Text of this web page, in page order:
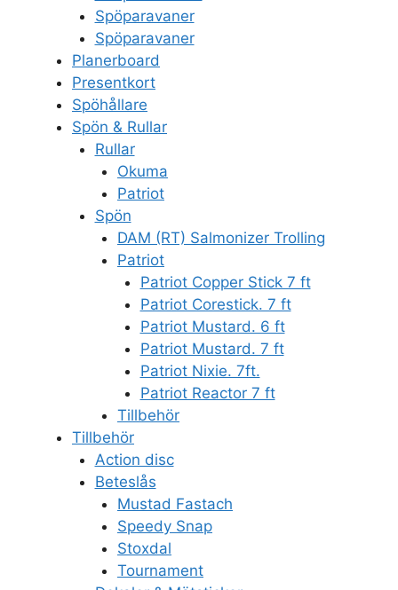
Spöparavaner
Spöparavaner
Planerboard
Presentkort
Spöhållare
Spön & Rullar
Rullar
Okuma
Patriot
Spön
DAM (RT) Salmonizer Trolling
Patriot
Patriot Copper Stick 7 ft
Patriot Corestick. 7 ft
Patriot Mustard. 6 ft
Patriot Mustard. 7 ft
Patriot Nixie. 7ft.
Patriot Reactor 7 ft
Tillbehör
Tillbehör
Action disc
Beteslås
Mustad Fastach
Speedy Snap
Stoxdal
Tournament